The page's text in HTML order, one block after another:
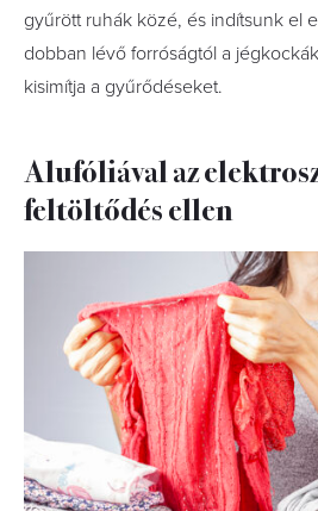
gyűrött ruhák közé, és indítsunk el
dobban lévő forróságtól a
kisimítja a gyűrődéseket.
Alufóliával az
feltöltődés ellen